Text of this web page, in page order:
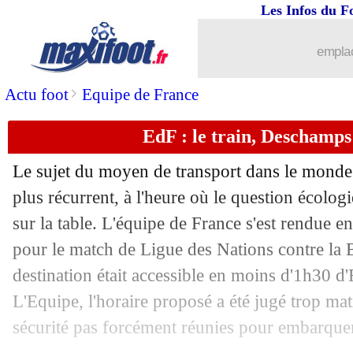
Actu foot> Equipe de France
Les Infos du
EdF : le train,
Le sujet du moyen de transport dans le
plus récurrent, à l'heure où le question
sur la table. L'équipe de France s'est rendue
pour le match de Ligue des Nations contre la
destination était accessible en moins d'1h30
L'Equipe, l'horaire proposé a été jugé trop
sécurité pas forcément réunies pour
: Neymar insiste pour
14/10 OM: Arthur aurait pu signer cet été
14/10 Arsenal: le Real surveille Saliba
: blessure musculaire pour
14/10 Man City: une piste pour remplacer
14/10 Juve : Calvert-Lewin dans le viseur
14/10 Barça: Messi, Guardiola persiste et
14/10 Brésil: Lula propose une solution